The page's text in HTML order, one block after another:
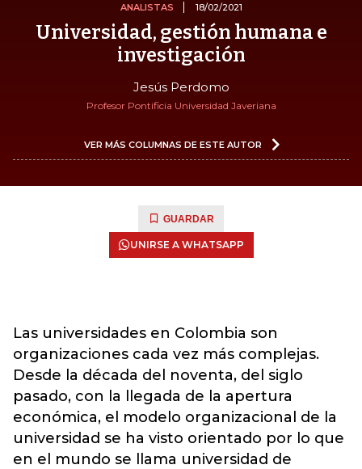
ANALISTAS 18/02/2021
Universidad, gestión humana e
investigación
Jesús Perdomo
Profesor Pontificia Universidad Javeriana
VER MÁS COLUMNAS DE ESTE AUTOR
GUARDAR
UNIRSE A WHATSAPP
Las universidades en Colombia son
organizaciones cada vez más complejas.
Desde la década del noventa, del siglo
pasado, con la llegada de la apertura
económica, el modelo organizacional de la
universidad se ha visto orientado por lo que
en el mundo se llama universidad de